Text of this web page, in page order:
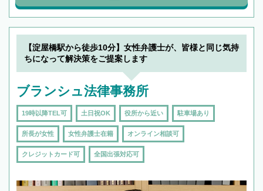
【淀屋橋駅から徒歩10分】女性弁護士が、皆様と同じ気持
ちになって解決策をご提案します
ブランシュ法律事務所
19時以降TEL可 土日祝OK 役所から近い 駐車場あり
所長が女性 女性弁護士在籍 オンライン相談可
クレジットカード可 全国出張対応可